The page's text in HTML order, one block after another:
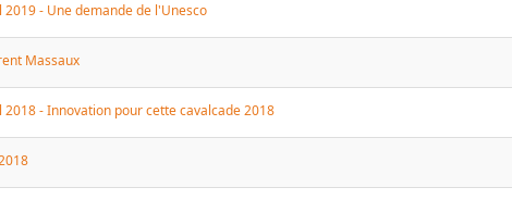
2019 - Une demande de l'Unesco
Massaux
2018 - Innovation pour cette cavalcade 2018